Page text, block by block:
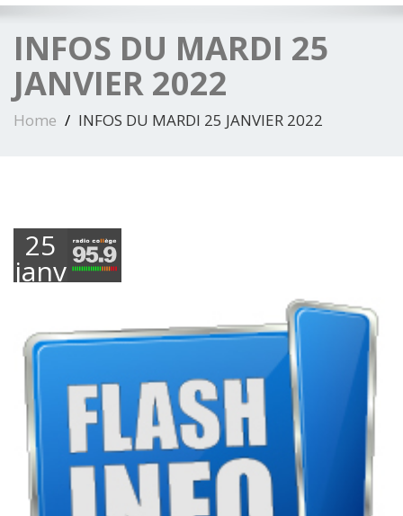
INFOS DU MARDI 25
JANVIER 2022
Home INFOS DU MARDI 25 JANVIER 2022
25
janvier